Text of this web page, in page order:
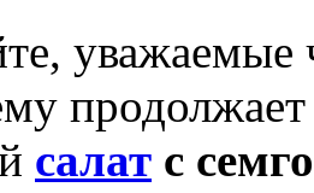
уважаемые
салат с